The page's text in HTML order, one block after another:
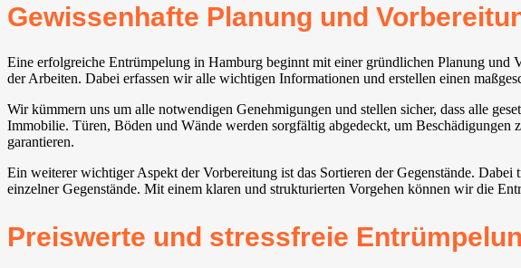
Gewissenhafte Planung und
Eine erfolgreiche Entrümpelung in Hamburg beginnt mit einer gründlichen Planung
der Arbeiten. Dabei erfassen wir alle wichtigen Informationen und erstellen einen
Wir kümmern uns um alle notwendigen Genehmigungen und stellen sicher, dass alle
Immobilie. Türen, Böden und Wände werden sorgfältig abgedeckt, um
garantieren.
Ein weiterer wichtiger Aspekt der Vorbereitung ist das Sortieren der Gegenstände.
einzelner Gegenstände. Mit einem klaren und strukturierten Vorgehen können wir die
Preiswerte und stressfreie